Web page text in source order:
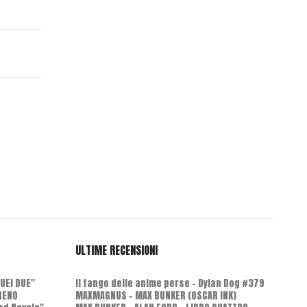
DUE"
ULTIME RECENSIONI
Il tango delle anime perse - Dylan Dog #379
MAXMAGNUS – MAX BUNKER (OSCAR INK)